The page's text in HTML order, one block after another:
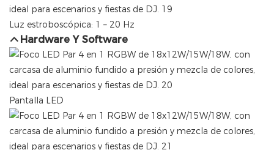
Luz estroboscópica: 1 – 20 Hz
Hardware Y Software
Pantalla LED